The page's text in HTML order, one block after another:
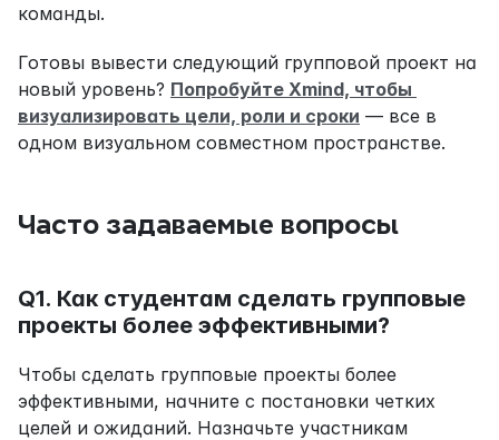
команды.
Готовы вывести следующий групповой проект на
новый уровень? Попробуйте Xmind, чтобы
визуализировать цели, роли и сроки — все в
одном визуальном совместном пространстве.
Часто задаваемые вопросы
Q1. Как студентам сделать групповые
проекты более эффективными?
Чтобы сделать групповые проекты более
эффективными, начните с постановки четких
целей и ожиданий. Назначьте участникам